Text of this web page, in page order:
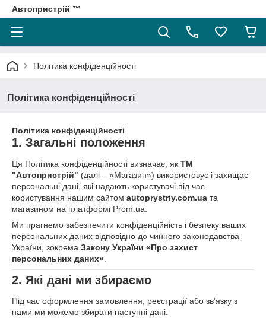
Автопристрій ™
Політика конфіденційності
Політика конфіденційності
Політика конфіденційності
1. Загальні положення
Ця Політика конфіденційності визначає, як ТМ
"Автопристрій" (далі – «Магазин») використовує і захищає
персональні дані, які надають користувачі під час
користування нашим сайтом autoprystriy.com.ua та
магазином на платформі Prom.ua.
Ми прагнемо забезпечити конфіденційність і безпеку ваших
персональних даних відповідно до чинного законодавства
України, зокрема Закону України «Про захист
персональних даних»
2. Які дані ми збираємо
Під час оформлення замовлення, реєстрації або зв’язку з
нами ми можемо збирати наступні дані: